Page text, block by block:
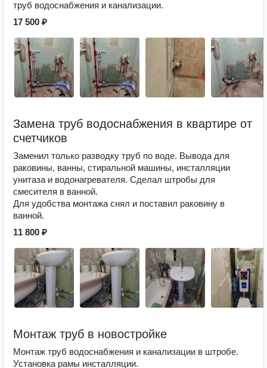
труб водоснабжения и канализации.
17 500 ₽
Замена труб водоснабжения в квартире от
счетчиков
Заменил только разводку труб по воде. Вывода для
раковины, ванны, стиральной машины, инсталляции
унитаза и водонагревателя. Сделал штробы для
смесителя в ванной.
Для удобства монтажа снял и поставил раковину в
ванной.
11 800 ₽
Монтаж труб в новостройке
Монтаж труб водоснабжения и канализации в штробе.
Установка рамы инсталляции.